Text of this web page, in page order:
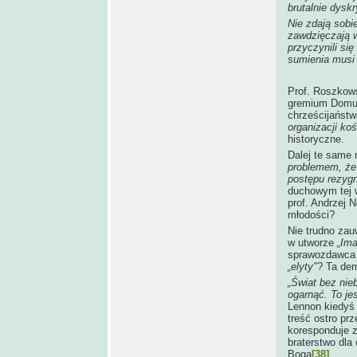
brutalnie
Nie zdają
zawdzięczają
przyczynili się
sumienia
Prof.
gremium
organizacji
historyczne.
Dalej te same
problemem,
postępu
duchowym tej
prof. Andrzej
młodości?
Nie trudno
w utworze
„elyty"? Ta
„Świat bez
ogarnąć. To
Lennon
treść ostro
koresponduje
braterstwo
Boga[38]